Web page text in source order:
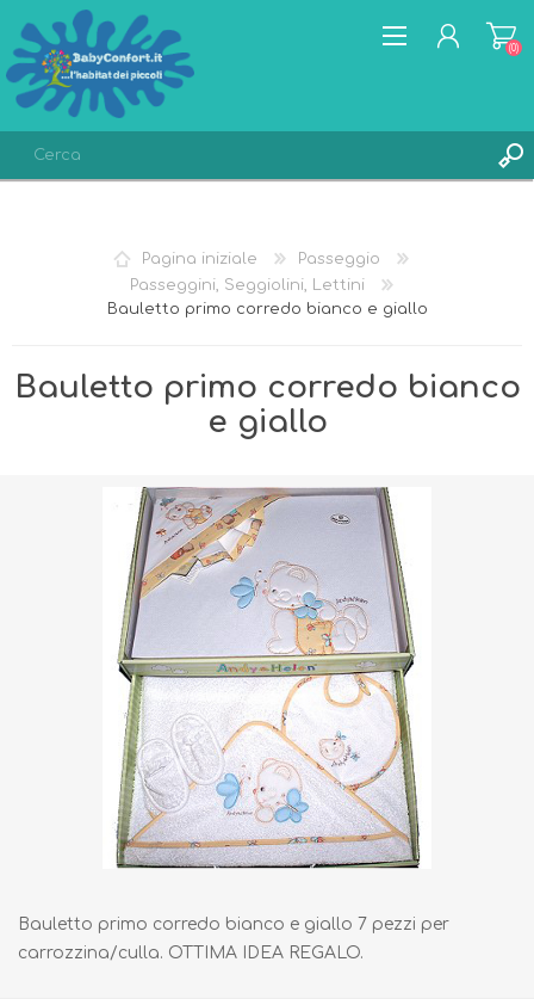
LISTA DEI DESIDERI
(0)
Pagina iniziale
Passeggio
Passeggini, Seggiolini, Lettini
Bauletto primo corredo bianco e giallo
Bauletto primo corredo bianco
e giallo
Bauletto primo corredo bianco e giallo 7 pezzi per
carrozzina/culla. OTTIMA IDEA REGALO.